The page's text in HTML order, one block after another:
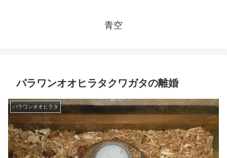
青空
パラワンオオヒラタクワガタの離婚
パラワンオオヒラタ